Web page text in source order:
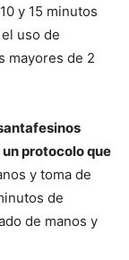
y 15 minutos
uso de
mayores de 2
protocolo que
y toma de
de
de manos y